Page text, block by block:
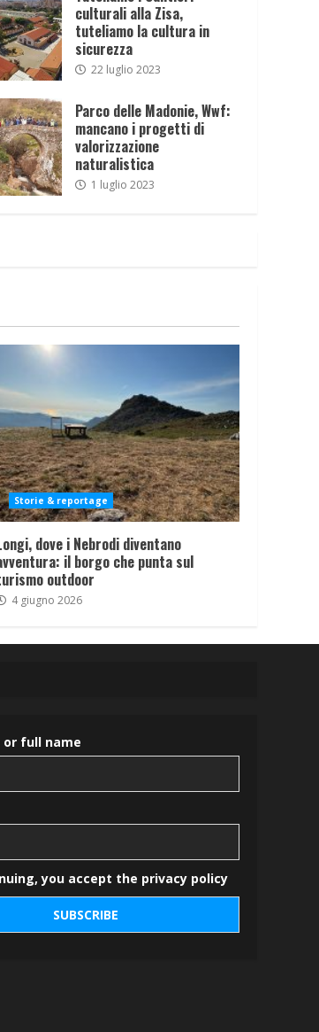
culturali alla Zisa,
tuteliamo la cultura in
sicurezza
22 luglio 2023
Parco delle Madonie, Wwf:
mancano i progetti di
valorizzazione
naturalistica
1 luglio 2023
Storie & reportage
dove i Nebrodi diventano
il borgo che punta sul
outdoor
4 giugno 2026
or full name
you accept the privacy policy